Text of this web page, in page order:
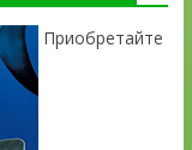
Приобретайте